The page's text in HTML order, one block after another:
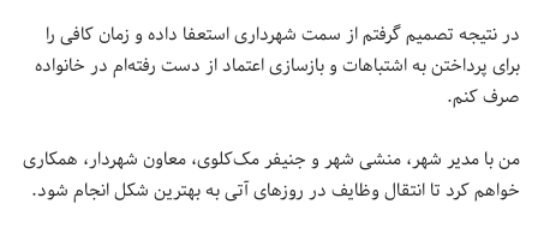
در نتیجه تصمیم گرفتم از سمت شهرداری استعفا داده و زمان کافی را
برای پرداختن به اشتباهات و بازسازی اعتماد از دست رفته‌ام در خانواده‌
صرف کنم.
من با مدیر شهر، منشی شهر و جنیفر مک‌کلوی، معاون شهردار، همکاری
خواهم کرد تا انتقال وظایف در روزهای آتی به بهترین شکل انجام شود.